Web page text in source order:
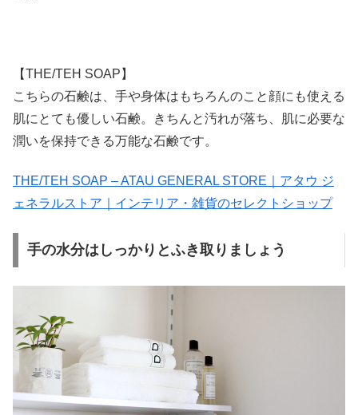
【THE/TEH SOAP】
こちらの石鹸は、手や身体はもちろんのこと顔にも使える
肌にとても優しい石鹸。きちんと汚れが落ち、肌に必要な
潤いを保持できる万能な石鹸です。
THE/TEH SOAP – ATAU GENERAL STORE｜アタウ ジ
ェネラルストア｜インテリア・雑貨のセレクトショップ
手の水分はしっかりとふき取りましょう